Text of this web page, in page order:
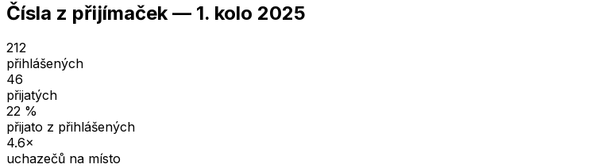
Čísla z přijímaček — 1. kolo 2025
212
přihlášených
46
přijatých
22 %
přijato z přihlášených
4.6×
uchazečů na místo